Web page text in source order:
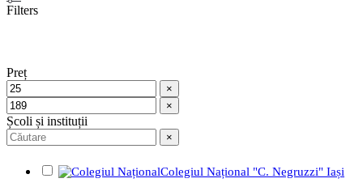
Filters
Preț
×
×
Școli și instituții
×
Colegiul Național "C. Negruzzi" Iași